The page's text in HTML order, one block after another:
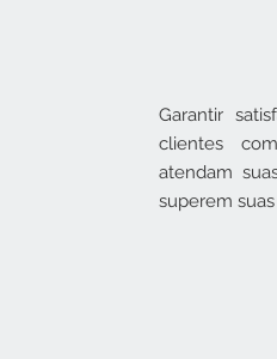
Garantir
clientes
atendam
superem